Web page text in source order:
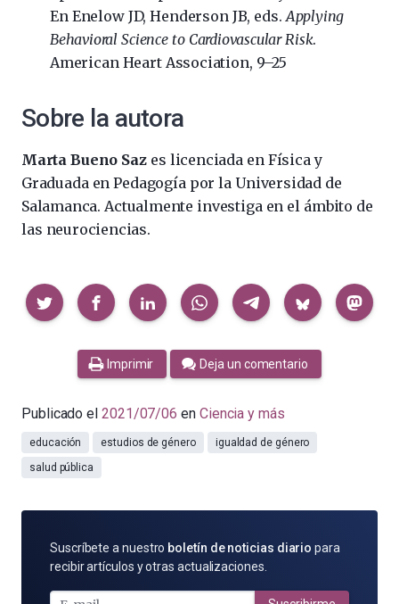
En Enelow JD, Henderson JB, eds.Applying
Behavioral Science to Cardiovascular Risk.
American Heart Association, 9–25
Sobre la autora
Marta Bueno Sazes licenciada en Física y
Graduada en Pedagogía por la Universidad de
Salamanca. Actualmente investiga en el ámbito de
las neurociencias.
Compartir
Imprimir Deja un comentario
Publicado el 2021/07/06 en Ciencia y más
educación estudios de género
igualdad de género
salud pública
SUSCRÍBETE
POR
Suscríbete a nuestro boletín de noticias diario para
recibir artículos y otras actualizaciones.